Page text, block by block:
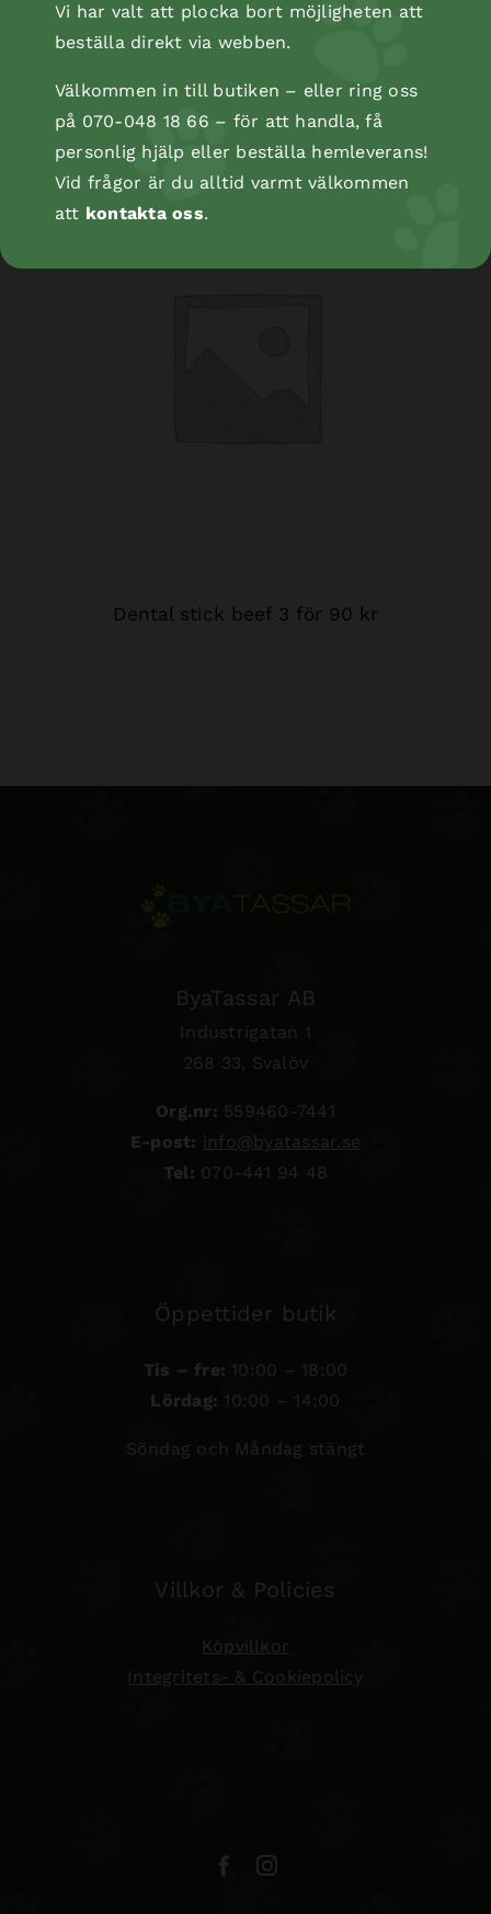
Kopåse
Dental stick beef 3 för 90 kr
ByaTassar AB
Industrigatan 1
268 33, Svalöv
Org.nr: 559460-7441
E-post: info@byatassar.se
Tel: 070-441 94 48
Öppettider butik
Tis – fre: 10:00 – 18:00
Lördag: 10:00 – 14:00
Söndag och Måndag stängt
Villkor & Policies
Köpvillkor
Integritets- & Cookiepolicy
Vi har valt att plocka bort möjligheten att
beställa direkt via webben.
Välkommen in till butiken – eller ring oss
på 070-048 18 66 – för att handla, få
personlig hjälp eller beställa hemleverans!
Vid frågor är du alltid varmt välkommen
att kontakta oss.